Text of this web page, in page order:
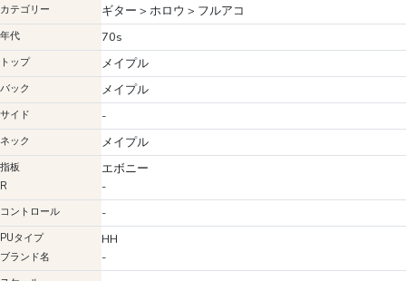
カテゴリー ギター > ホロウ > フルアコ
年代 70s
トップ メイプル
バック メイプル
サイド -
ネック メイプル
指板
R
エボニー
-
コントロール -
PUタイプ
ブランド名
HH
-